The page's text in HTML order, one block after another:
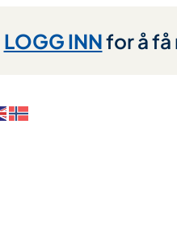
LOGG INNfor å